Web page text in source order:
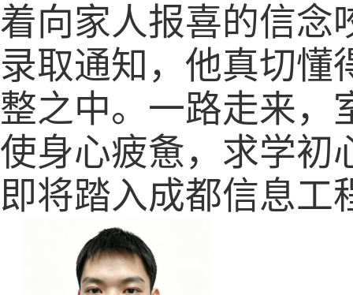
着向家人报喜的信念
录取通知，他真切懂
整之中。一路走来，
使身心疲惫，求学初
即将踏入成都信息工